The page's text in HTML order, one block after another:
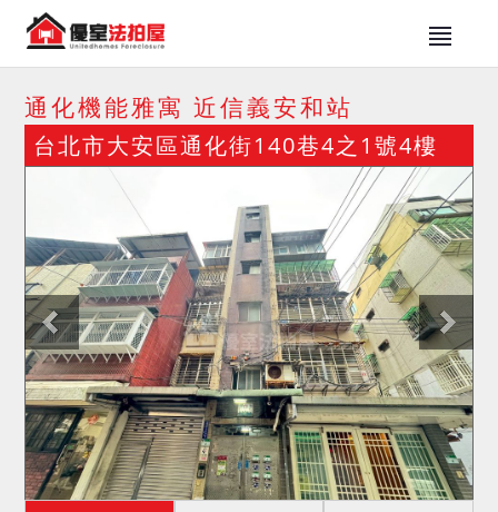
通化機能雅寓 近信義安和站
台北市大安區通化街140巷4之1號4樓